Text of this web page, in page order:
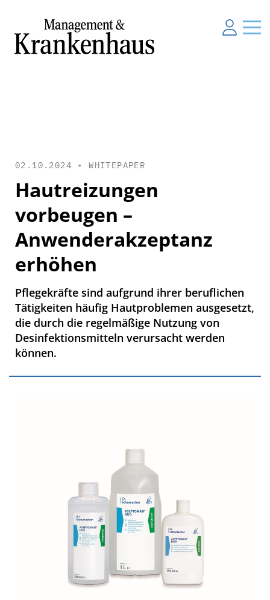
02.10.2024 •WHITEPAPER
Hautreizungen
vorbeugen –
Anwenderakzeptanz
erhöhen
Pflegekräfte sind aufgrund ihrer beruflichen
Tätigkeiten häufig Hautproblemen ausgesetzt,
die durch die regelmäßige Nutzung von
Desinfektionsmitteln verursacht werden
können.